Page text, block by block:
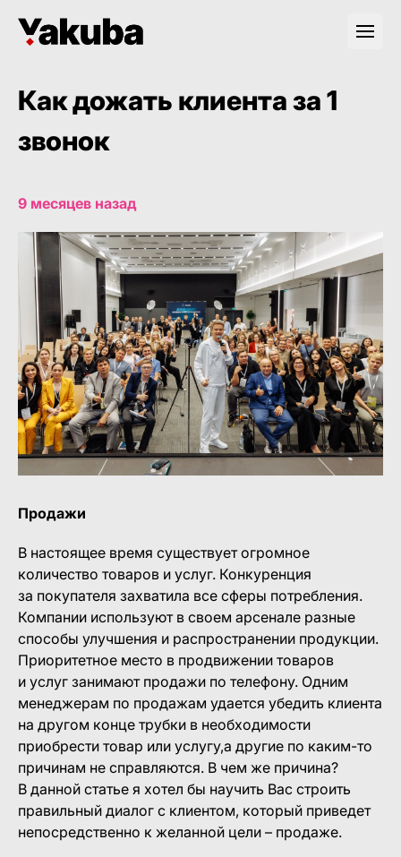
Как дожать клиента за 1
звонок
9 месяцев назад
Продажи
В настоящее время существует огромное
количество товаров и услуг. Конкуренция
за покупателя захватила все сферы потребления.
Компании используют в своем арсенале разные
способы улучшения и распространении продукции.
Приоритетное место в продвижении товаров
и услуг занимают продажи по телефону. Одним
менеджерам по продажам удается убедить клиента
на другом конце трубки в необходимости
приобрести товар или услугу,а другие по каким-то
причинам не справляются. В чем же причина?
В данной статье я хотел бы научить Вас строить
правильный диалог с клиентом, который приведет
непосредственно к желанной цели – продаже.